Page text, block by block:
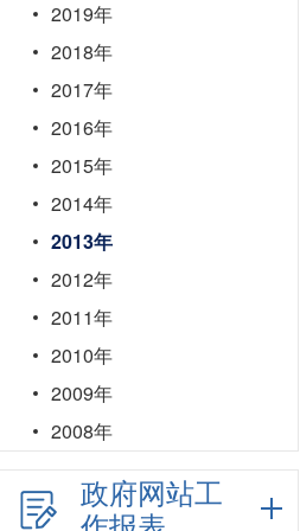
2019年
2018年
2017年
2016年
2015年
2014年
2013年
2012年
2011年
2010年
2009年
2008年
政府网站工